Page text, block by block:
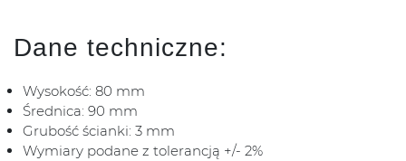
Dane techniczne:
Wysokość: 80 mm
Średnica: 90 mm
Grubość ścianki: 3 mm
Wymiary podane z tolerancją +/- 2%